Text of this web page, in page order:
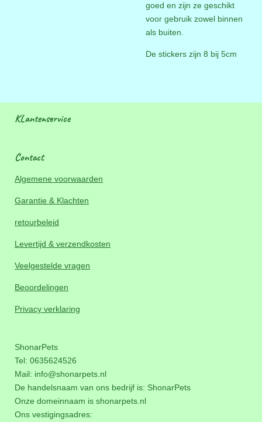
goed en zijn ze geschikt
voor gebruik zowel binnen
als buiten.
De stickers zijn 8 bij 5cm
KLantenservice
Contact
Algemene voorwaarden
Garantie & Klachten
retourbeleid
Levertijd & verzendkosten
Veelgestelde vragen
Beoordelingen
Privacy verklaring
ShonarPets
Tel: 0635624526
Mail: info@shonarpets.nl
De handelsnaam van ons bedrijf is: ShonarPets
Onze domeinnaam is shonarpets.nl
Ons vestigingsadres: